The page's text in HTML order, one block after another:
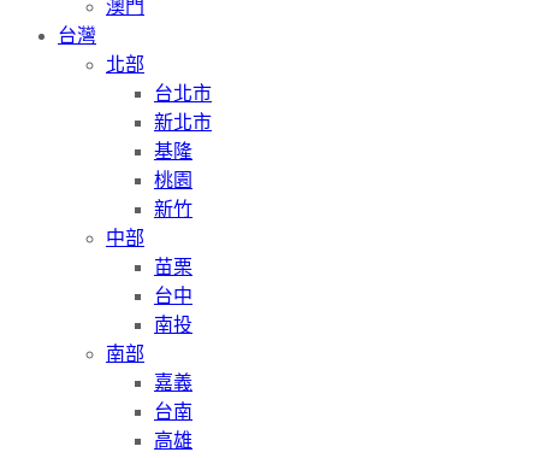
澳門
台灣
北部
台北市
新北市
基隆
桃園
新竹
中部
苗栗
台中
南投
南部
嘉義
台南
高雄